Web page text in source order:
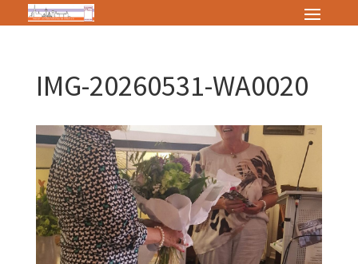
IMG-20260531-WA0020